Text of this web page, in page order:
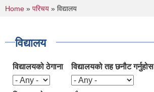
You are here
Home » परिचय » विद्यालय
विद्यालय
विद्यालयको ठेगाना विद्यालयको तह छनौट गर्नुहोस